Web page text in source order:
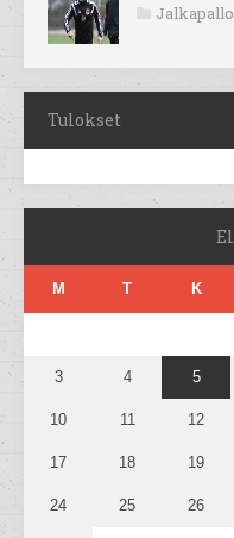
Jalkapallo
Tulokset
M T K
3 4 5
10 11 12
17 18 19
24 25 26